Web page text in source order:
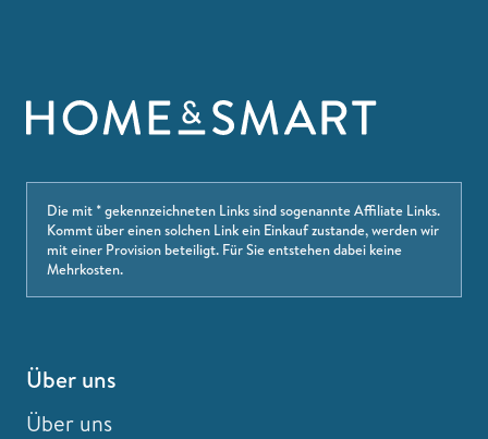
Die mit * gekennzeichneten Links sind sogenannte Affiliate Links.
Kommt über einen solchen Link ein Einkauf zustande, werden wir
mit einer Provision beteiligt. Für Sie entstehen dabei keine
Mehrkosten.
Über uns
Über uns